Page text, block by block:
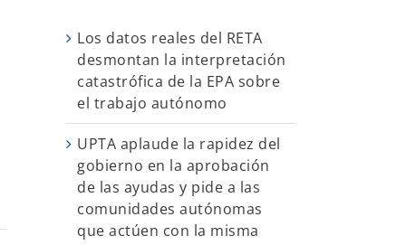
Los datos reales del RETA
desmontan la interpretación
catastrófica de la EPA sobre
el trabajo autónomo
UPTA aplaude la rapidez del
gobierno en la aprobación
de las ayudas y pide a las
comunidades autónomas
que actúen con la misma